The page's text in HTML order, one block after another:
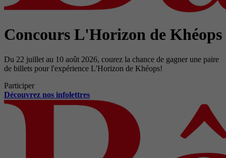
Concours L'Horizon de Khéops
Du 22 juillet au 10 août 2026, courez la chance de gagner une paire
de billets pour l'expérience L'Horizon de Khéops!
Participer
Découvrez nos infolettres